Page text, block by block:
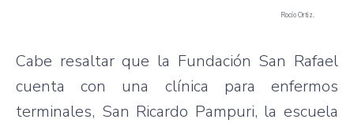
Rocío Ortiz.
Cabe resaltar que la Fundación San Rafael
cuenta con una clínica para enfermos
terminales, San Ricardo Pampuri, la escuela